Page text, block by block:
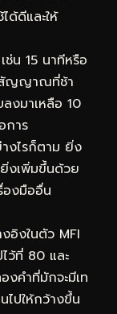
ด้ดีและให้
ช่น 15 นาทีหรือ
ด้สัญญาณที่ช้า
งมาเหลือ 10
การ
งไรก็ตาม ยิ่ง
งเพิ่มขึ้นด้วย
งมืออื่น
อิงในตัว MFI
ว้ที่ 80 และ
งคำที่มักจะมีเท
ไปให้กว้างขึ้น